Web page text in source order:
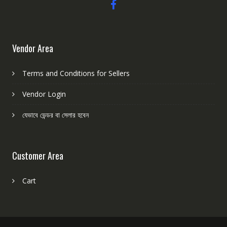
Vendor Area
Terms and Conditions for Sellers
Vendor Login
যেভাবে ভেন্ডর বা সেলার হবেন
Customer Area
Cart